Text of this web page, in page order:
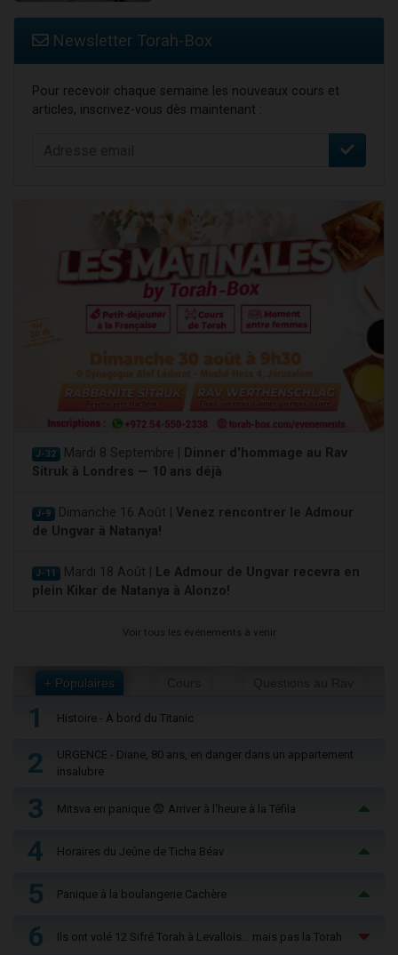
Newsletter Torah-Box
Pour recevoir chaque semaine les nouveaux cours et
articles, inscrivez-vous dès maintenant :
J-32 Mardi 8 Septembre |
Dinner d'hommage au Rav
Sitruk à Londres — 10 ans déjà
J-9 Dimanche 16 Août | Venez rencontrer le Admour
de Ungvar à Natanya!
J-11 Mardi 18 Août |
Le Admour de Ungvar recevra en
plein Kikar de Natanya à Alonzo!
Voir tous les événements à venir
+ Populaires
1 Histoire - À bord du Titanic
2
URGENCE - Diane, 80 ans, en danger dans un appartement
insalubre
3 Mitsva en panique 😨 Arriver à l'heure à la Téfila
4 Horaires du Jeûne de Ticha Béav
5 Panique à la boulangerie Cachère
6 Ils ont volé 12 Sifré Torah à Levallois… mais pas la Torah